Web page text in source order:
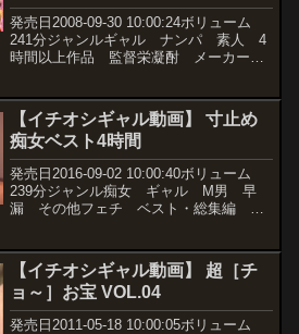
発売日2008-09-30 10:00:24ボリューム
241分ジャンルギャル ナンパ 素人 4
時間以上作品 監督栄凝酎 メーカービ
ちらから！
【イチオシギャル動画】 寸止め
痴女ベスト4時間
発売日2016-09-02 10:00:40ボリューム
239分ジャンル痴女 ギャル M男 早
漏 その他フェチ ベスト・総集編 ハ
ーh.m.p レーベルh.m.p 品...
【イチオシギャル動画】 超［チ
ョ～］お宝 VOL.04
発売日2011-05-18 10:00:05ボリューム